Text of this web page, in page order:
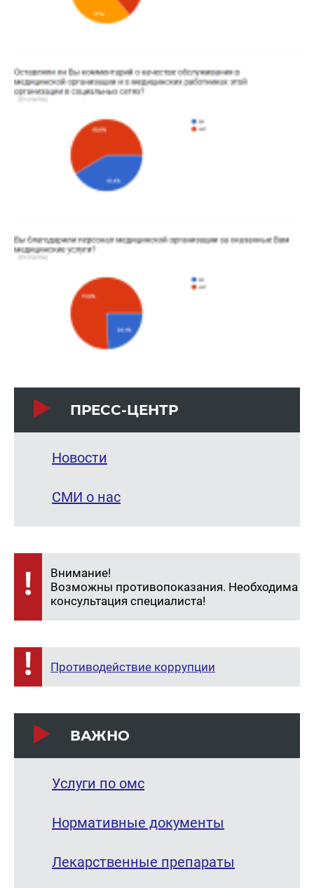
ПРЕСС-ЦЕНТР
Новости
СМИ о нас
Внимание!
Возможны противопоказания. Необходима
консультация специалиста!
Противодействие коррупции
ВАЖНО
Услуги по омс
Нормативные документы
Лекарственные препараты